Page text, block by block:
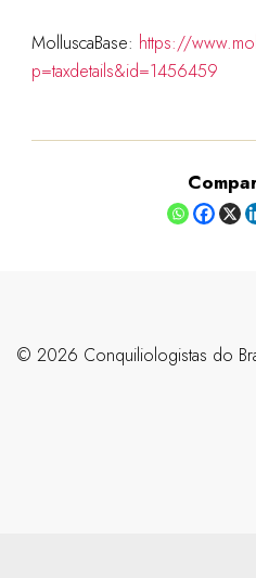
MolluscaBase: https://
p=taxdetails&id=1456459
©️ 2026 Conquiliologistas do